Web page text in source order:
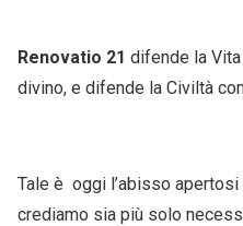
Renovatio 21 difende la
divino, e difende la Civiltà
Tale è oggi l’abisso apertosi
crediamo sia più solo